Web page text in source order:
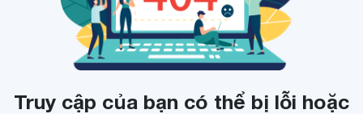
Truy cập của bạn có thể bị lỗi hoặc